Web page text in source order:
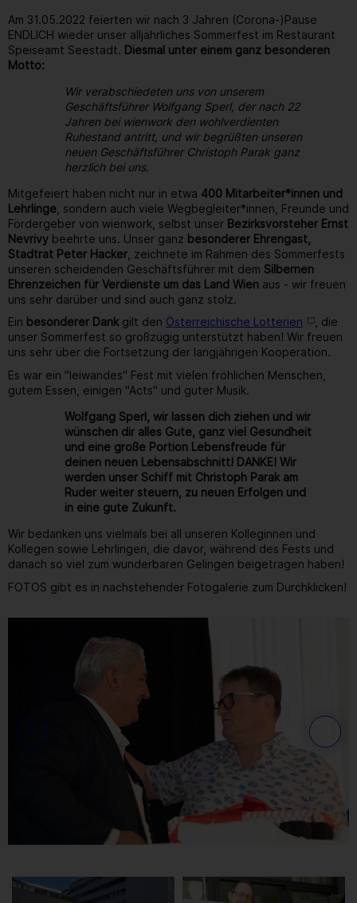
Am 31.05.2022 feierten wir nach 3 Jahren (Corona-)Pause
ENDLICH wieder unser alljährliches Sommerfest im Restaurant
Speiseamt Seestadt. Diesmal unter einem ganz besonderen
Motto:
Wir verabschiedeten uns von unserem
Geschäftsführer Wolfgang Sperl, der nach 22
Jahren bei wienwork den wohlverdienten
Ruhestand antritt, und wir begrüßten unseren
neuen Geschäftsführer Christoph Parak ganz
herzlich bei uns.
Mitgefeiert haben nicht nur in etwa 400 Mitarbeiter*innen und
Lehrlinge , sondern auch viele Wegbegleiter*innen, Freunde und
Fördergeber von wienwork, selbst unser Bezirksvorsteher Ernst
Nevrivy beehrte uns. Unser ganz besonderer Ehrengast,
Stadtrat Peter Hacker , zeichnete im Rahmen des Sommerfests
unseren scheidenden Geschäftsführer mit dem Silbernen
Ehrenzeichen für Verdienste um das Land Wien aus - wir freuen
uns sehr darüber und sind auch ganz stolz.
Ein besonderer Dank gilt den Österreichische Lotterien
, die
unser Sommerfest so großzügig unterstützt haben! Wir freuen
uns sehr über die Fortsetzung der langjährigen Kooperation.
Es war ein "leiwandes" Fest mit vielen fröhlichen Menschen,
gutem Essen, einigen "Acts" und guter Musik.
Wolfgang Sperl, wir lassen dich ziehen und wir
wünschen dir alles Gute, ganz viel Gesundheit
und eine große Portion Lebensfreude für
deinen neuen Lebensabschnitt! DANKE! Wir
werden unser Schiff mit Christoph Parak am
Ruder weiter steuern, zu neuen Erfolgen und
in eine gute Zukunft.
Wir bedanken uns vielmals bei all unseren Kolleginnen und
Kollegen sowie Lehrlingen, die davor, während des Fests und
danach so viel zum wunderbaren Gelingen beigetragen haben!
FOTOS gibt es in nachstehender Fotogalerie zum Durchklicken!